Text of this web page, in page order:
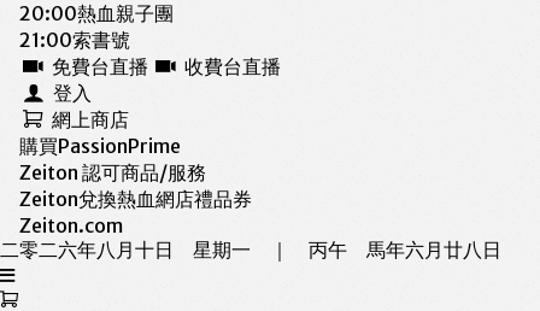
20:00熱血親子團
21:00索書號
免費台直播
收費台直播
登入
網上商店
購買PassionPrime
Zeiton 認可商品/服務
Zeiton兌換熱血網店禮品券
Zeiton.com
二零二六年八月十日 星期一 ｜ 丙午 馬年六月廿八日